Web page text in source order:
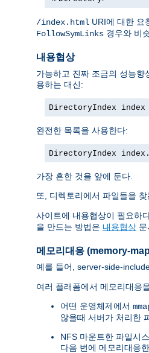
/index.html URI에 대한 요
FollowSymLinks 경우와 비
내용협상
가능하고 진짜 조금의 성능
용하는 대신:
DirectoryIndex index
완전한 목록을 사용한다:
DirectoryIndex
가장 흔한 것을 앞에 둔다.
또, 디렉토리에서 파일들을 찾
사이트에 내용협상이 필요하
을 만드는 방법은 내용협상 문
메모리대응 (memory-
예를 들어, server-side-
여러 플래폼에서 메모리대응
어떤 운영체제에서
않을때 서버가 처리한
NFS 마운트한 파일시
다음 번에 메모리대응